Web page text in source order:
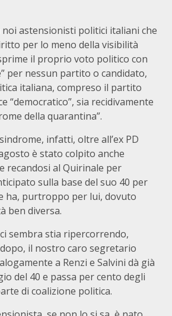
astensionisti politici italiani che
per lo meno della visibilità
il proprio voto politico con
per nessun partito o candidato,
italiana, compreso il partito
“democratico”, sia recidivamente
della quarantina”.
infatti, oltre all’ex PD
è stato colpito anche
recandosi al Quirinale per
sulla base del suo 40 per
ha, purtroppo per lui, dovuto
ben diversa.
sembra stia ripercorrendo,
il nostro caro segretario
a Renzi e Salvini dà già
del 40 e passa per cento degli
di coalizione politica.